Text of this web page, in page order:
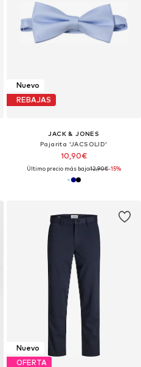
Nuevo
REBAJAS
JACK & JONES
Pajarita 'JACSOLID'
10,90€
Último precio más bajo:12,90€-15%
Nuevo
OFERTA